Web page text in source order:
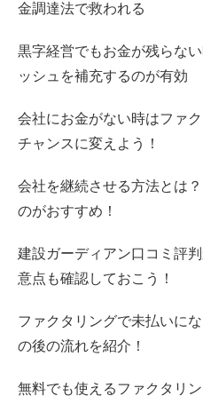
金調達法で救われる
黒字経営でもお金が残らな
ッシュを補充するのが有効
会社にお金がない時はファ
チャンスに変えよう！
会社を継続させる方法とは
のがおすすめ！
建設ガーディアン口コミ評
意点も確認しておこう！
ファクタリングで未払いに
の後の流れを紹介！
無料でも使えるファクタリ